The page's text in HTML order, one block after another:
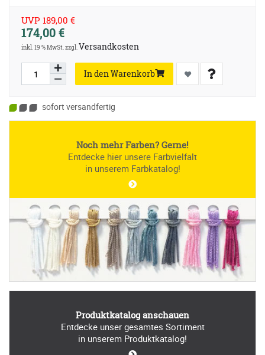
UVP 189,00 €
174,00 €
inkl. 19 % MwSt. zzgl.Versandkosten
In den Warenkorb
sofort versandfertig
Noch mehr Farben? Gerne!
Entdecke hier unsere Farbvielfalt
in unserem Farbkatalog!
Produktkatalog anschauen
Entdecke unser gesamtes Sortiment
in unserem Produktkatalog!